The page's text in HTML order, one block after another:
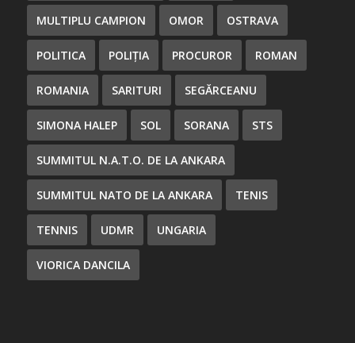
MULTIPLU CAMPION OMOR OSTRAVA
POLITICA POLIȚIA PROCUROR ROMAN
ROMANIA SARITURI SEGĂRCEANU
SIMONA HALEP SOL SORANA STS
SUMMITUL N.A.T.O. DE LA ANKARA
SUMMITUL NATO DE LA ANKARA TENIS
TENNIS UDMR UNGARIA
VIORICA DANCILA